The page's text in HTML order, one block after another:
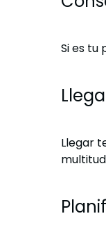
Si es tu
Llegar